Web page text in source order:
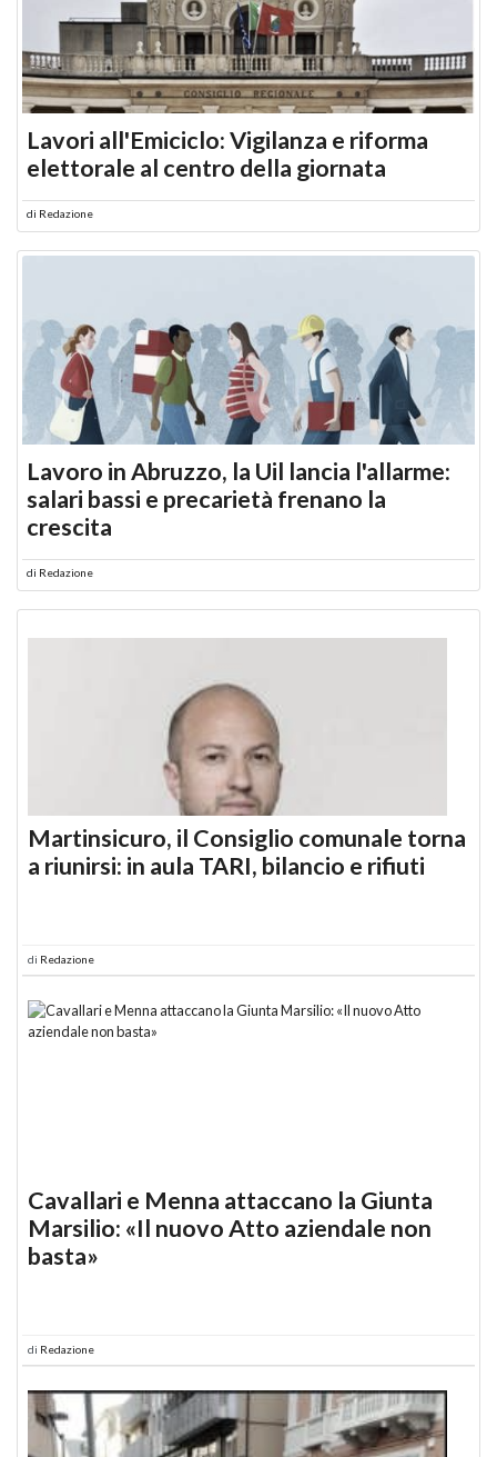
Lavori all'Emiciclo: Vigilanza e riforma
elettorale al centro della giornata
di Redazione
Lavoro in Abruzzo, la Uil lancia l'allarme:
salari bassi e precarietà frenano la
crescita
di Redazione
Martinsicuro, il Consiglio comunale torna
a riunirsi: in aula TARI, bilancio e rifiuti
di Redazione
Cavallari e Menna attaccano la Giunta
Marsilio: «Il nuovo Atto aziendale non
basta»
di Redazione